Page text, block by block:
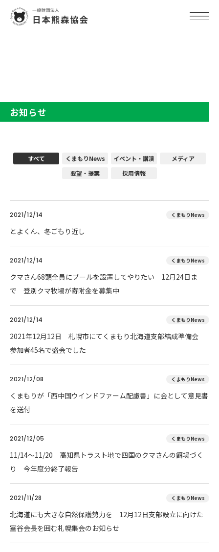
お知らせ
すべて くまもりNews イベント・講演
メディア
要望・提案
採用情報
2021/12/14 くまもりNews
とよくん、冬ごもり近し
2021/12/14 くまもりNews
クマさん68頭全員にプールを設置してやりたい 12月24日ま
で 登別クマ牧場が寄附金を募集中
2021/12/14 くまもりNews
2021年12月12日 札幌市にてくまもり北海道支部結成準備会
参加者45名で盛会でした
2021/12/08 くまもりNews
くまもりが「西中国ウインドファーム配慮書」に会として意見書
を送付
2021/12/05 くまもりNews
11/14～11/20 高知県トラスト地で四国のクマさんの餌場づく
り 今年度分終了報告
2021/11/28 くまもりNews
北海道にも大きな自然保護勢力を 12月12日支部設立に向けた
室谷会長を囲む札幌集会のお知らせ